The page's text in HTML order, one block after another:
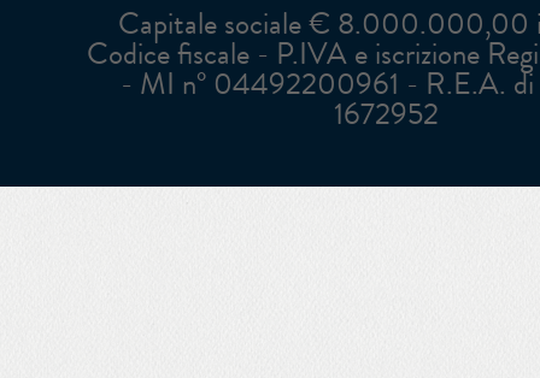
Capitale sociale € 8.000.000,00
Codice fiscale - P.IVA e iscrizione
- MI n° 04492200961 - R.E.A. di
1672952